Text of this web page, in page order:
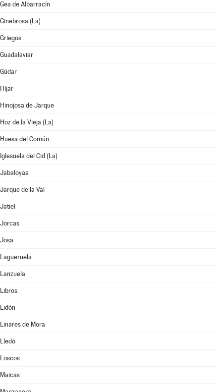
Gea de Albarracín
Ginebrosa (La)
Griegos
Guadalaviar
Gúdar
Híjar
Hinojosa de Jarque
Hoz de la Vieja (La)
Huesa del Común
Iglesuela del Cid (La)
Jabaloyas
Jarque de la Val
Jatiel
Jorcas
Josa
Lagueruela
Lanzuela
Libros
Lidón
Linares de Mora
Lledó
Loscos
Maicas